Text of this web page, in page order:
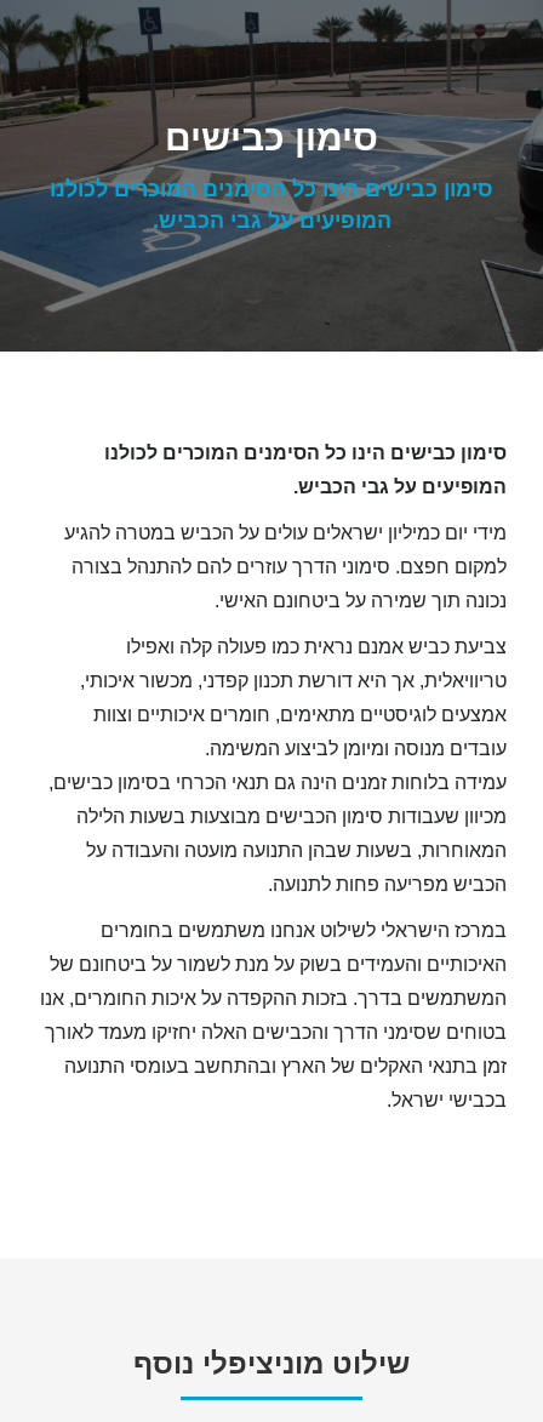
סימון כבישים
סימון כבישים הינו כל הסימנים המוכרים לכולנו
המופיעים על גבי הכביש.
סימון כבישים הינו כל הסימנים המוכרים לכולנו
המופיעים על גבי הכביש.
מידי יום כמיליון ישראלים עולים על הכביש במטרה להגיע
למקום חפצם. סימוני הדרך עוזרים להם להתנהל בצורה
נכונה תוך שמירה על ביטחונם האישי.
צביעת כביש אמנם נראית כמו פעולה קלה ואפילו
טריוויאלית, אך היא דורשת תכנון קפדני, מכשור איכותי,
אמצעים לוגיסטיים מתאימים, חומרים איכותיים וצוות
עובדים מנוסה ומיומן לביצוע המשימה.
עמידה בלוחות זמנים הינה גם תנאי הכרחי בסימון כבישים,
מכיוון שעבודות סימון הכבישים מבוצעות בשעות הלילה
המאוחרות, בשעות שבהן התנועה מועטה והעבודה על
הכביש מפריעה פחות לתנועה.
במרכז הישראלי לשילוט אנחנו משתמשים בחומרים
האיכותיים והעמידים בשוק על מנת לשמור על ביטחונם של
המשתמשים בדרך. בזכות ההקפדה על איכות החומרים, אנו
בטוחים שסימני הדרך והכבישים האלה יחזיקו מעמד לאורך
זמן בתנאי האקלים של הארץ ובהתחשב בעומסי התנועה
בכבישי ישראל.
שילוט מוניציפלי נוסף